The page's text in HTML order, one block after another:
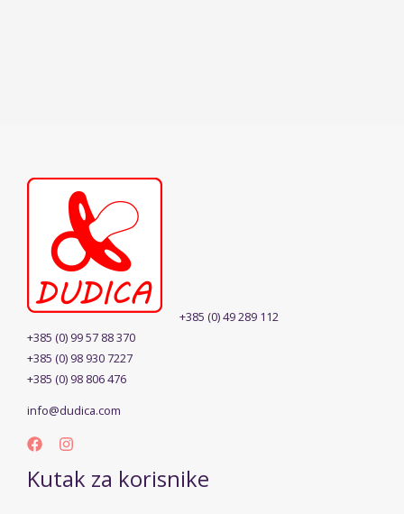
+385 (0) 49 289 112
+385 (0) 99 57 88 370
+385 (0) 98 930 7227
+385 (0) 98 806 476
info@dudica.com
Kutak za korisnike